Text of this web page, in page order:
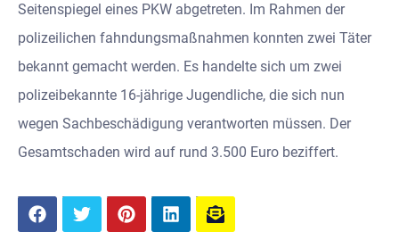
Seitenspiegel eines PKW abgetreten. Im Rahmen der
polizeilichen fahndungsmaßnahmen konnten zwei Täter
bekannt gemacht werden. Es handelte sich um zwei
polizeibekannte 16-jährige Jugendliche, die sich nun
wegen Sachbeschädigung verantworten müssen. Der
Gesamtschaden wird auf rund 3.500 Euro beziffert.